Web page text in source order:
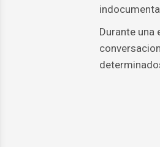
Durante una